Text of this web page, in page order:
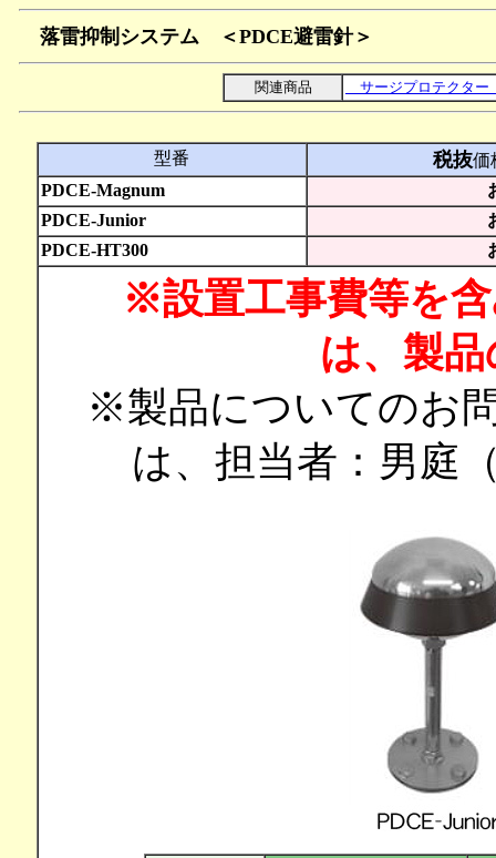
落雷抑制システム ＜PDCE避雷針＞
関連商品 サージプロテクター
型番 税抜価
PDCE-Magnum
PDCE-Junior
PDCE-HT300
※設置工事費等を
は、製
※製品についてのお
は、担当者：男庭